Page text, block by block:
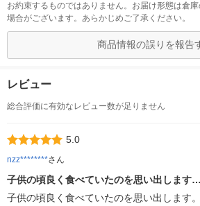
お約束するものではありません。お届け形態は倉
場合がございます。あらかじめご了承ください。
商品情報の誤りを報告
レビュー
総合評価に有効なレビュー数が足りません
5.0
nzz********さん
子供の頃良く食べていたのを思い出します…
子供の頃良く食べていたのを思い出します